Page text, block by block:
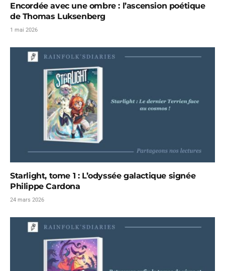
Encordée avec une ombre : l’ascension poétique
de Thomas Luksenberg
1 mai 2026
Starlight, tome 1 : L’odyssée galactique signée
Philippe Cardona
24 mars 2026